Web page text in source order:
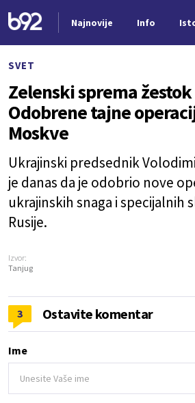
Najnovije Info
SVET
Zelenski sprema
Odobrene tajne
Moskve
Ukrajinski predsednik
je danas da je odobrio nove
ukrajinskih snaga i specijalnih
Rusije.
Izvor:
Tanjug
3 Ostavite komentar
Ime